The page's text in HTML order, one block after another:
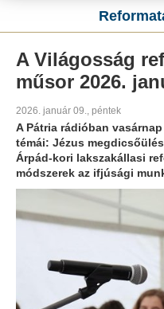
A Világosság
műsor 2026.
2026. január 09., péntek
A Pátria rádióban
témái: Jézus
Árpád-kori lakszakállasi
módszerek az ifjúsági